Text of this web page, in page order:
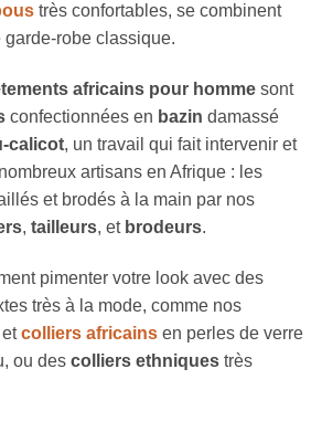
très confortables, se combinent
robe classique.
africains pour homme sont
confectionnées en bazin damassé
calicot, un travail qui fait intervenir et
artisans en Afrique : les
et brodés à la main par nos
, tailleurs, et brodeurs.
pimenter votre look avec des
très à la mode, comme nos
etcolliers africains en perles de verre
ou des colliers ethniques très